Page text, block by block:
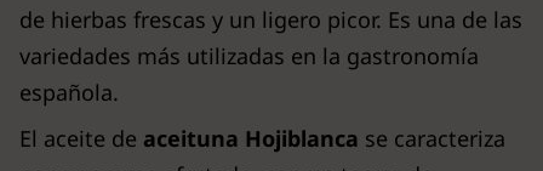
de hierbas frescas y un ligero picor. Es una de las
variedades más utilizadas en la gastronomía
española.
El aceite de aceituna Hojiblanca se caracteriza